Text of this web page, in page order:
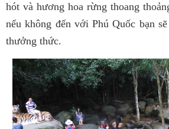
hót và hương hoa rừng thoang
nếu không đến với Phú Quốc bạn
thưởng thức.